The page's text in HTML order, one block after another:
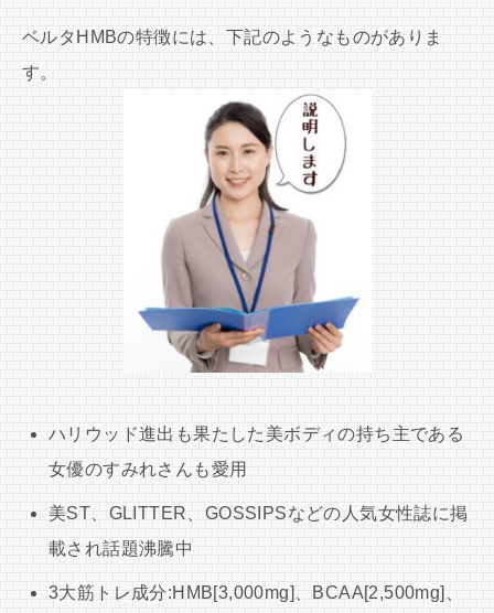
ベルタHMBの特徴には、下記のようなものがありま
す。
ハリウッド進出も果たした美ボディの持ち主である
女優のすみれさんも愛用
美ST、GLITTER、GOSSIPSなどの人気女性誌に掲
載され話題沸騰中
3大筋トレ成分:HMB[3,000mg]、BCAA[2,500mg]、